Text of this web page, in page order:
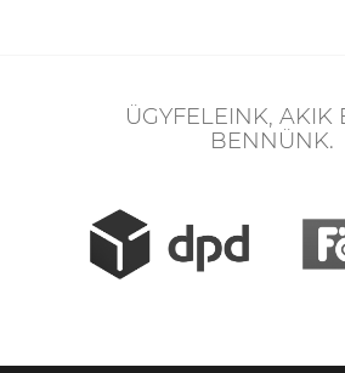
ÜGYFELEINK, AKIK
BENNÜNK.